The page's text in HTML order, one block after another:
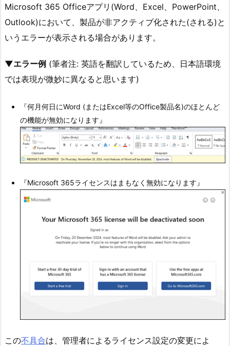
Microsoft 365 Officeアプリ(Word、Excel、PowerPoint、
Outlook)において、製品が非アクティブ化された(される)と
いうエラーが表示される場合があります。
▼エラー例 (筆者注: 英語を翻訳しているため、日本語環境
では表現が微妙に異なると思います)
『何月何日にWord (またはExcel等のOffice製品名)のほとんど
の機能が無効になります』
『Microsoft 365ライセンスはまもなく無効になります』
この不具合は、管理者によるライセンス設定の変更によ